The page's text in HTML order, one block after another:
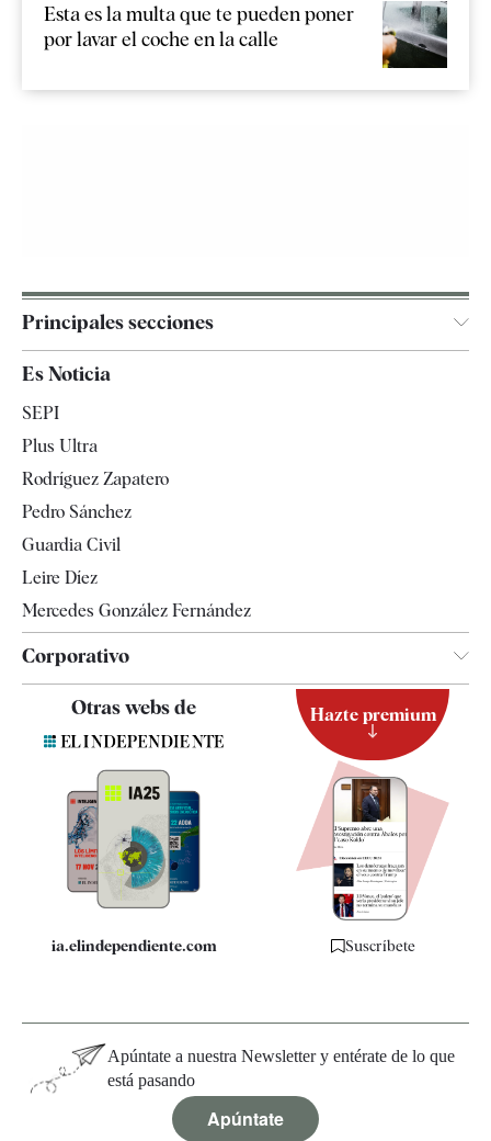
Esta es la multa que te pueden poner
por lavar el coche en la calle
Principales secciones
España
Televisión
Es Noticia
SEPI
Plus Ultra
Rodríguez Zapatero
Pedro Sánchez
Guardia Civil
Leire Díez
Mercedes González Fernández
Corporativo
Contacto
Quiénes somos
Especificaciones
Otras webs de
ia.elindependiente.com
Hazte premium
Suscríbete
Apúntate a nuestra Newsletter y entérate de lo que
está pasando
Apúntate